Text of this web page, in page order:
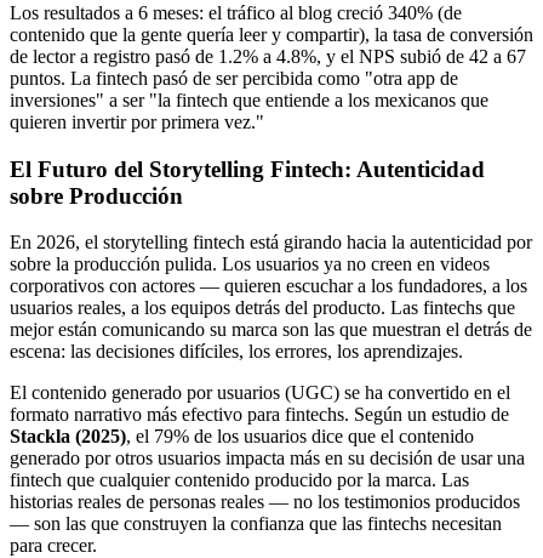
Los resultados a 6 meses: el tráfico al blog creció 340% (de
contenido que la gente quería leer y compartir), la tasa de conversión
de lector a registro pasó de 1.2% a 4.8%, y el NPS subió de 42 a 67
puntos. La fintech pasó de ser percibida como "otra app de
inversiones" a ser "la fintech que entiende a los mexicanos que
quieren invertir por primera vez."
El Futuro del Storytelling Fintech: Autenticidad
sobre Producción
En 2026, el storytelling fintech está girando hacia la autenticidad por
sobre la producción pulida. Los usuarios ya no creen en videos
corporativos con actores — quieren escuchar a los fundadores, a los
usuarios reales, a los equipos detrás del producto. Las fintechs que
mejor están comunicando su marca son las que muestran el detrás de
escena: las decisiones difíciles, los errores, los aprendizajes.
El contenido generado por usuarios (UGC) se ha convertido en el
formato narrativo más efectivo para fintechs. Según un estudio de
Stackla (2025), el 79% de los usuarios dice que el contenido
generado por otros usuarios impacta más en su decisión de usar una
fintech que cualquier contenido producido por la marca. Las
historias reales de personas reales — no los testimonios producidos
— son las que construyen la confianza que las fintechs necesitan
para crecer.